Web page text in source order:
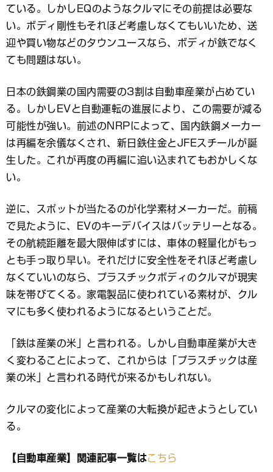
ている。しかしEQのようなクルマにその前提は必要な
い。ボディ剛性もそれほど考慮しなくてもいいため、送
迎や買い物などのタウンユースなら、ボディが鉄でなく
ても問題はない。
日本の鉄鋼業の国内需要の3割は自動車産業が占めてい
る。しかしEVと自動運転の進展により、この需要が減る
可能性が強い。前述のNRPによって、国内鉄鋼メーカー
は再編を余儀なくされ、新日鉄住金とJFEスチールが誕
生した。これが再度の再編に追い込まれてもおかしくな
い。
逆に、スポットが当たるのが化学素材メーカーだ。前稿
で見たように、EVのキーデバイスはバッテリーとなる。
その航続距離を最大限伸ばすには、車体の軽量化がもっ
とも手っ取り早い。それだけに安全性をそれほど考慮し
なくていいのなら、プラスチックボディのクルマが現実
味を帯びてくる。家電製品に使われている素材が、クル
マにも多く使われるようになるということだ。
「鉄は産業の米」と言われる。しかし自動車産業が大き
く変わることによって、これからは「プラスチックは産
業の米」と言われる時代が来るかもしれない。
クルマの変化によって産業の大転換が起きようとしてい
る。
【自動車産業】関連記事一覧はこちら